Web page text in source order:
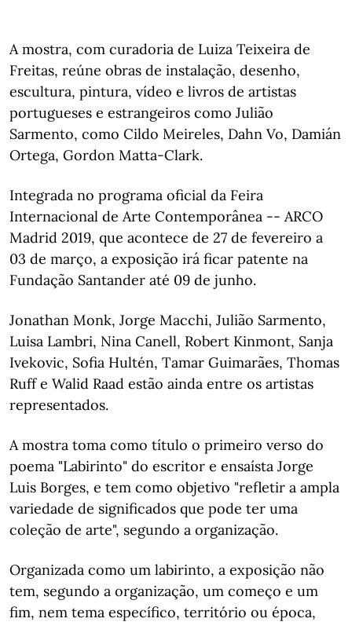
A mostra, com curadoria de Luiza Teixeira de
Freitas, reúne obras de instalação, desenho,
escultura, pintura, vídeo e livros de artistas
portugueses e estrangeiros como Julião
Sarmento, como Cildo Meireles, Dahn Vo, Damián
Ortega, Gordon Matta-Clark.
Integrada no programa oficial da Feira
Internacional de Arte Contemporânea -- ARCO
Madrid 2019, que acontece de 27 de fevereiro a
03 de março, a exposição irá ficar patente na
Fundação Santander até 09 de junho.
Jonathan Monk, Jorge Macchi, Julião Sarmento,
Luisa Lambri, Nina Canell, Robert Kinmont, Sanja
Ivekovic, Sofia Hultén, Tamar Guimarães, Thomas
Ruff e Walid Raad estão ainda entre os artistas
representados.
A mostra toma como título o primeiro verso do
poema "Labirinto" do escritor e ensaísta Jorge
Luis Borges, e tem como objetivo "refletir a ampla
variedade de significados que pode ter uma
coleção de arte", segundo a organização.
Organizada como um labirinto, a exposição não
tem, segundo a organização, um começo e um
fim, nem tema específico, território ou época,